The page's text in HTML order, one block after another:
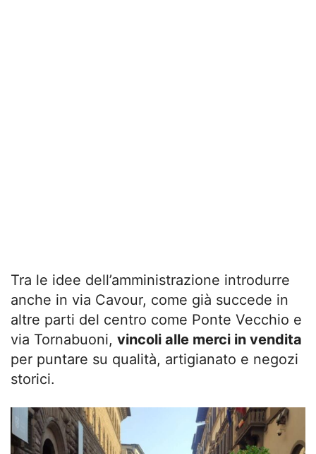
Tra le idee dell’amministrazione introdurre
anche in via Cavour, come già succede in
altre parti del centro come Ponte Vecchio e
via Tornabuoni, vincoli alle merci in vendita
per puntare su qualità, artigianato e negozi
storici.